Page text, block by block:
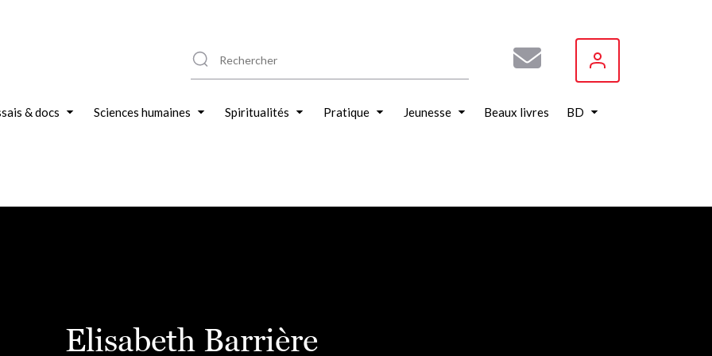
& docs Sciences humaines Spiritualités Pratique Jeunesse Beaux livres BD
Elisabeth Barrière